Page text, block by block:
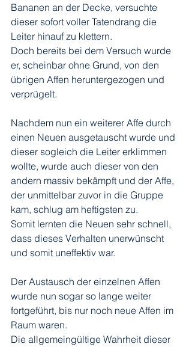
Bananen an der Decke, versuchte
dieser sofort voller Tatendrang die
Leiter hinauf zu klettern.
Doch bereits bei dem Versuch wurde
er, scheinbar ohne Grund, von den
übrigen Affen heruntergezogen und
verprügelt.
Nachdem nun ein weiterer Affe durch
einen Neuen ausgetauscht wurde und
dieser sogleich die Leiter erklimmen
wollte, wurde auch dieser von den
andern massiv bekämpft und der Affe,
der unmittelbar zuvor in die Gruppe
kam, schlug am heftigsten zu.
Somit lernten die Neuen sehr schnell,
dass dieses Verhalten unerwünscht
und somit uneffektiv war.
Der Austausch der einzelnen Affen
wurde nun sogar so lange weiter
fortgeführt, bis nur noch neue Affen im
Raum waren.
Die allgemeingültige Wahrheit dieser